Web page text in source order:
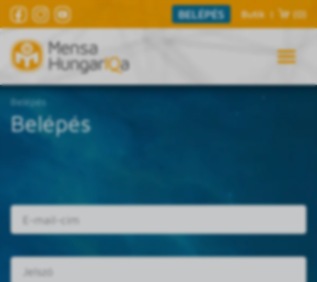
BELÉPÉS Butik | (0)
Belépés
Belépés